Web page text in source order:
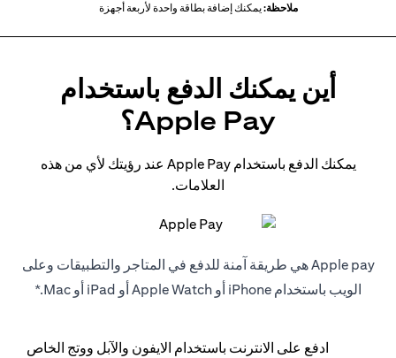
ملاحظة:يمكنك إضافة بطاقة واحدة لأربعة أجهزة
أين يمكنك الدفع باستخدام
Apple Pay؟
يمكنك الدفع باستخدام Apple Pay عند رؤيتك لأي من هذه
العلامات.
Apple pay هي طريقة آمنة للدفع في المتاجر والتطبيقات وعلى
الويب باستخدام iPhone أو Apple Watch أو iPad أو Mac.*
ادفع على الانترنت باستخدام الايفون والآبل ووتج الخاص